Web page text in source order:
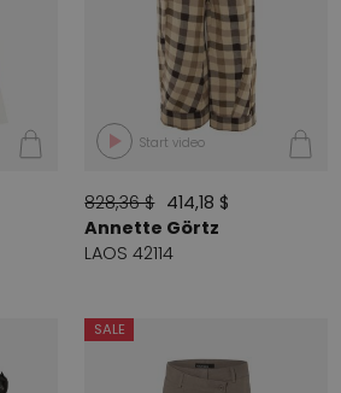
Start video
828,36 $ 414,18 $
Annette Görtz
LAOS 42114
SALE